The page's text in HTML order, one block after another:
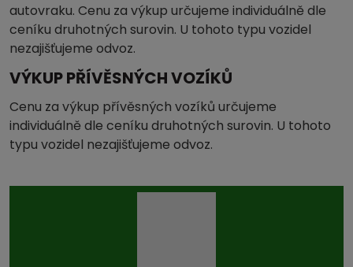
autovraku. Cenu za výkup určujeme individuálně dle
ceníku druhotných surovin. U tohoto typu vozidel
nezajišťujeme odvoz.
VÝKUP PŘÍVĚSNÝCH VOZÍKŮ
Cenu za výkup přívěsných vozíků určujeme
individuálně dle ceníku druhotných surovin. U tohoto
typu vozidel nezajišťujeme odvoz.